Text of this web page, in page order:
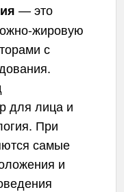
— это
жировую
с
для лица и
При
самые
и